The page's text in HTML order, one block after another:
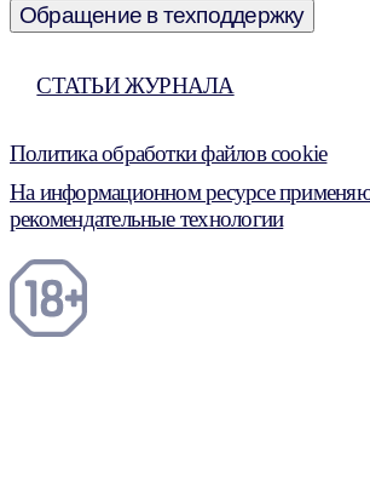
Обращение в техподдержку
СТАТЬИ ЖУРНАЛА
Политика обработки файлов cookie
На информационном ресурсе
рекомендательные технологии